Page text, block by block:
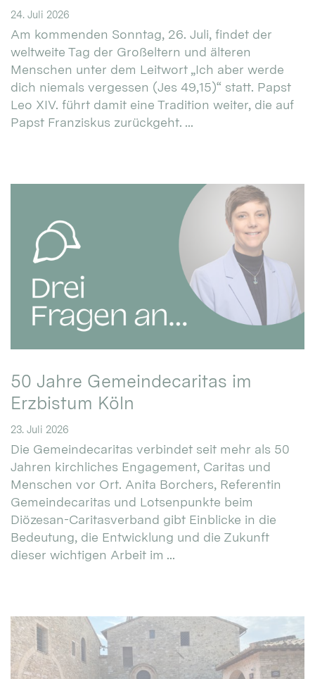
24. Juli 2026
Am kommenden Sonntag, 26. Juli, findet der
weltweite Tag der Großeltern und älteren
Menschen unter dem Leitwort „Ich aber werde
dich niemals vergessen (Jes 49,15)“ statt. Papst
Leo XIV. führt damit eine Tradition weiter, die auf
Papst Franziskus zurückgeht. ...
50 Jahre Gemeindecaritas im
Erzbistum Köln
23. Juli 2026
Die Gemeindecaritas verbindet seit mehr als 50
Jahren kirchliches Engagement, Caritas und
Menschen vor Ort. Anita Borchers, Referentin
Gemeindecaritas und Lotsenpunkte beim
Diözesan-Caritasverband gibt Einblicke in die
Bedeutung, die Entwicklung und die Zukunft
dieser wichtigen Arbeit im ...